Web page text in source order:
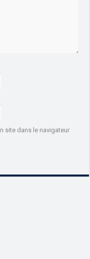
site dans le navigateur